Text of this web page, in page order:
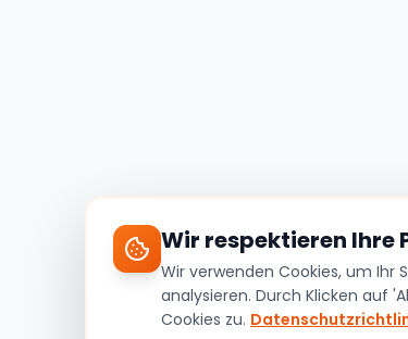
Wir respektieren Ihre
Wir verwenden Cookies, um Ihr
analysieren. Durch Klicken auf
Cookies zu.